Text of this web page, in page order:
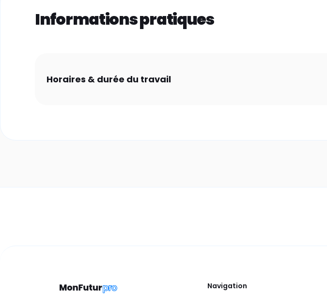
Informations pratiques
Horaires & durée du travail
Navigation